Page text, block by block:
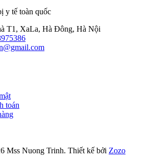
y tế toàn quốc
T1, XaLa, Hà Đông, Hà Nội
toán
Mss Nuong Trinh. Thiết kế bởi Zozo